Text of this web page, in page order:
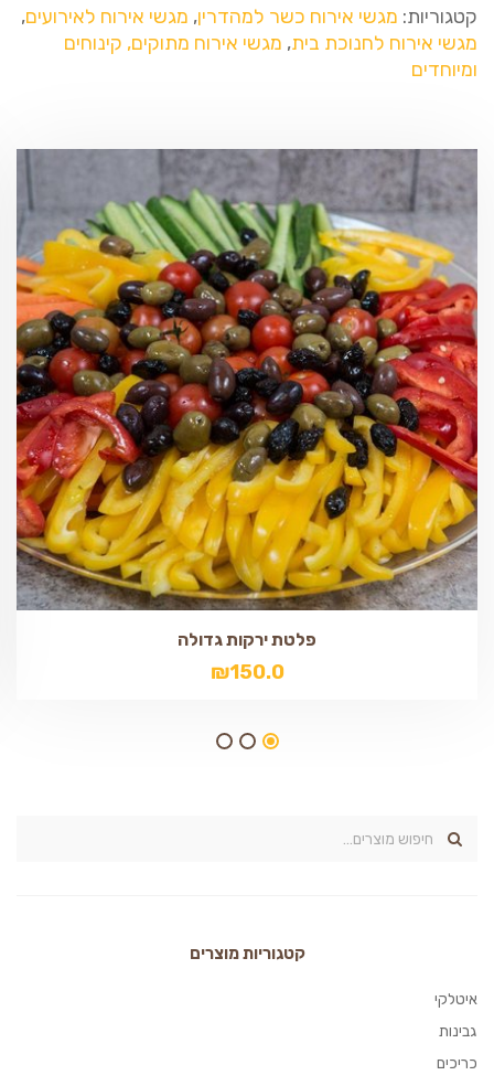
קטגוריות: מגשי אירוח כשר למהדרין, מגשי אירוח לאירועים,
מגשי אירוח לחנוכת בית, מגשי אירוח מתוקים, קינוחים
ומיוחדים
פלטת ירקות גדולה
₪150.0
קטגוריות מוצרים
איטלקי
גבינות
כריכים